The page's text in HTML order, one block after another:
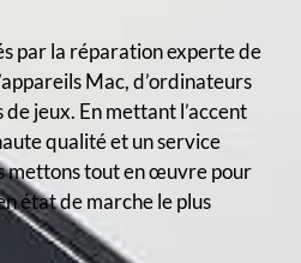
par la réparation experte de
Mac, d’ordinateurs
jeux. En mettant l’accent
qualité et un service
mettons tout en œuvre pour
état de marche le plus